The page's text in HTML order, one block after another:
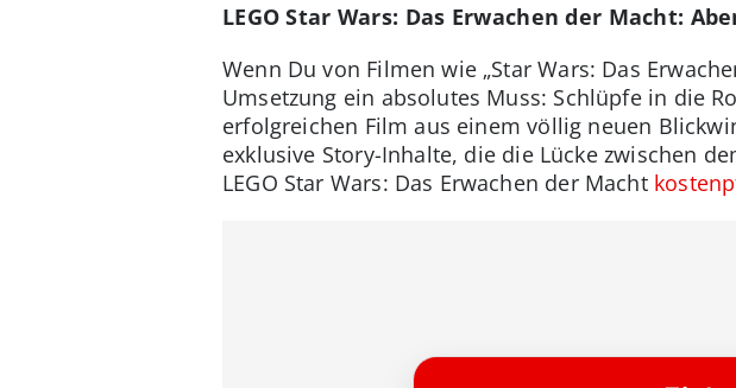
LEGO Star Wars: Das Erwachen der Macht:
Wenn Du von Filmen wie „Star Wars: Das
Umsetzung ein absolutes Muss: Schlüpfe in die
erfolgreichen Film aus einem völlig neuen
exklusive Story-Inhalte, die die Lücke zwischen
LEGO Star Wars: Das Erwachen der Macht